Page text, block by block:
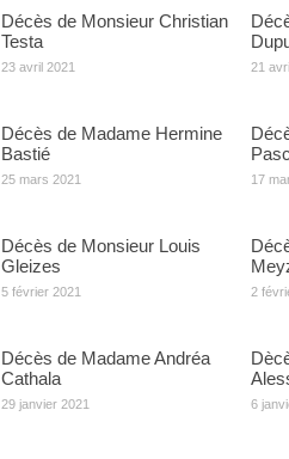
Décès de Monsieur Christian
Testa
23 avril 2021 21
Décès de Madame Hermine
Bastié
25 mars 2021 17
Décès de Monsieur Louis
Gleizes
5 février 2021 2
Décès de Madame Andréa
Cathala
29 janvier 2021 6